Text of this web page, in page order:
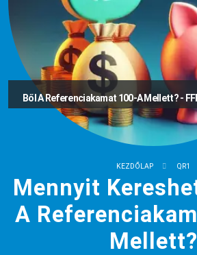
Ből A Referenciakamat 100-A Mellett? -
KEZDŐLAP QR1
Mennyit
A
Mellett?